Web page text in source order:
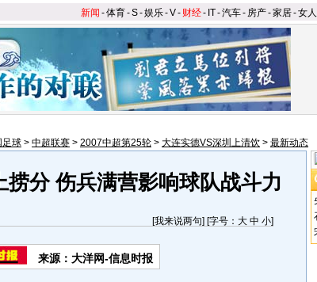
新闻 -体育-S-娱乐-V- 财经- IT-汽车- 房产-家居-女人
足球 > 中超联赛 > 2007中超第25轮 > 大连实德VS深圳上清饮 > 最新动态
分 伤兵满营影响球队战斗力
[我来说两句] [字号： 大 中 小]
来源：大洋网-信息时报